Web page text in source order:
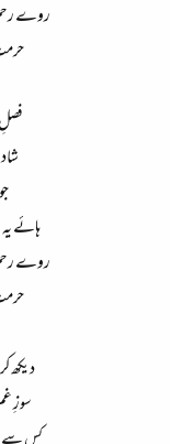
روے
ہائے
روے
دیکھ
سوزِ